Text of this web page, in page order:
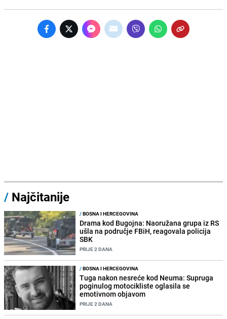
/ Najčitanije
/BOSNA I HERCEGOVINA
Drama kod Bugojna: Naoružana grupa iz RS
ušla na područje FBiH, reagovala policija
SBK
PRIJE 2 DANA
/BOSNA I HERCEGOVINA
Tuga nakon nesreće kod Neuma: Supruga
poginulog motocikliste oglasila se
emotivnom objavom
PRIJE 2 DANA